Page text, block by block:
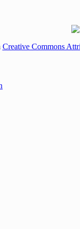
Creative Commons